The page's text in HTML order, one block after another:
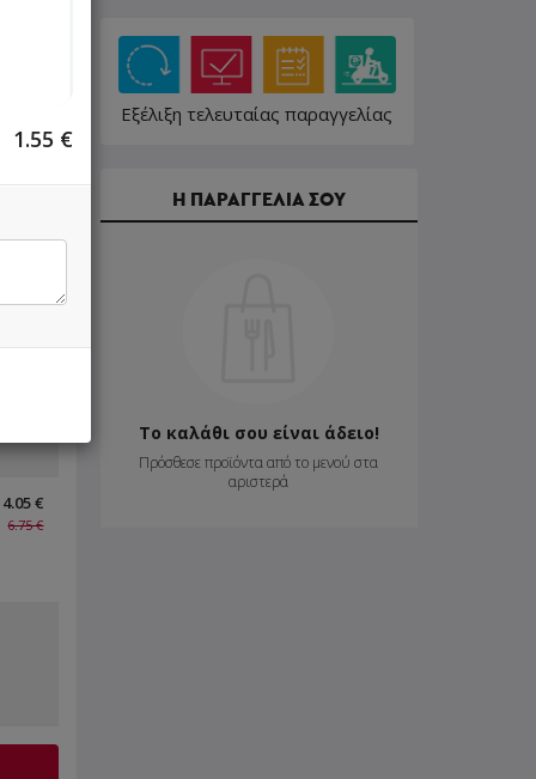
4.05 €
6.75 €
Εξέλιξη τελευταίας παραγγελίας
Η ΠΑΡΑΓΓΕΛΙΑ ΣΟΥ
Το καλάθι σου είναι άδειο!
Πρόσθεσε προϊόντα από το μενού στα
αριστερά
1.55 €